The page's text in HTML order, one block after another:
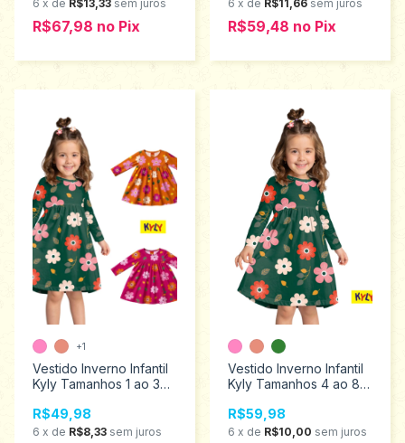
6 x de R$13,33 sem juros
R$67,98 no Pix
6 x de R$11,66 sem juros
R$59,48 no Pix
Vestido Inverno Infantil
Kyly Tamanhos 1 ao 3
R$49,98
6 x de R$8,33 sem juros
+1
Vestido Inverno Infantil
Kyly Tamanhos 4 ao 8
R$59,98
6 x de R$10,00 sem juros